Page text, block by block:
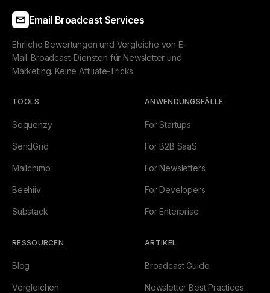
Email Broadcast Services
Ehrliche Bewertungen und Vergleiche von E-
Mail-Broadcast-Diensten für Newsletter und
Marketing. Keine Affiliate-Tricks.
TOOLS
Sequenzy
SendGrid
Mailchimp
Beehiiv
Substack
ANWENDUNGSFÄLLE
For Startups
For B2B SaaS
For Newsletters
For Developers
For Enterprise
RESSOURCEN
Blog
Vergleichen
ARTIKEL
Broadcast Guide
Newsletter Best Practices